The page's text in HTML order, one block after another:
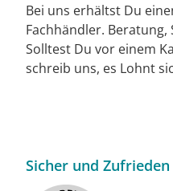
Bei uns erhältst Du
Fachhändler.
Solltest Du vor einem
schreib uns, es Lohnt
Sicher und